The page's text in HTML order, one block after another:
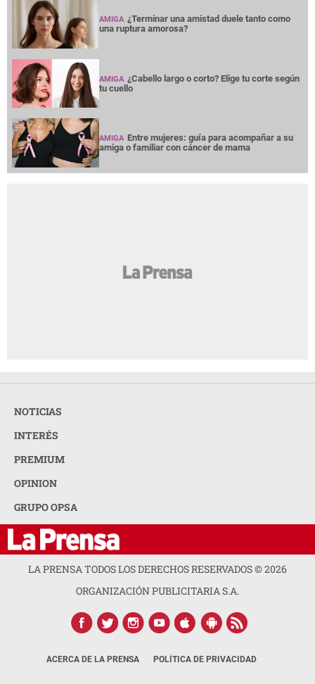
AMIGA ¿Terminar una amistad duele tanto como
una ruptura amorosa?
AMIGA ¿Cabello largo o corto? Elige tu corte según
tu cuello
AMIGA Entre mujeres: guía para acompañar a su
amiga o familiar con cáncer de mama
NOTICIAS
INTERÉS
PREMIUM
OPINION
GRUPO OPSA
LA PRENSA TODOS LOS DERECHOS RESERVADOS ©2026
ORGANIZACIÓN PUBLICITARIA S.A.
ACERCA DE LA PRENSA POLÍTICA DE PRIVACIDAD